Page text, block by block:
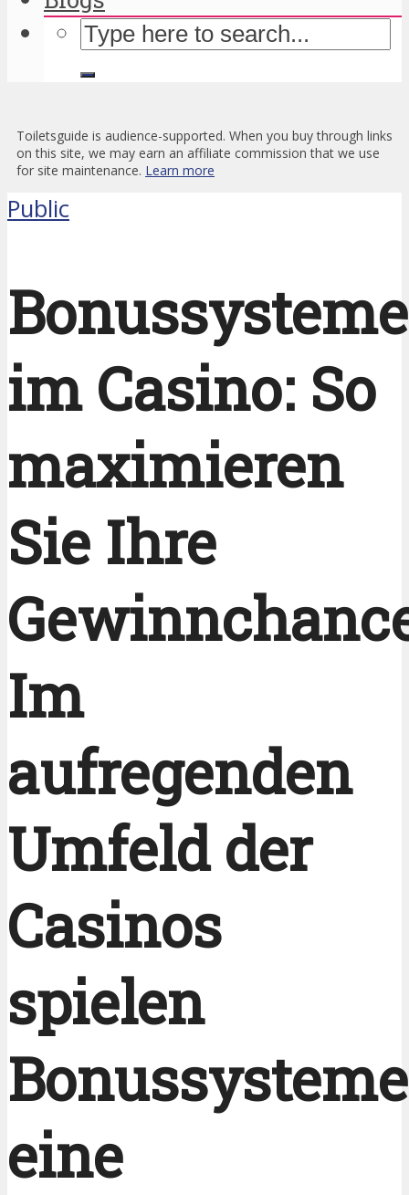
Toiletsguide is audience-supported. When you buy through links
on this site, we may earn an affiliate commission that we use
for site maintenance. Learn more
Public
Bonussysteme
im Casino: So
maximieren
Sie Ihre
Im
aufregenden
Umfeld der
Casinos
spielen
Bonussysteme
eine